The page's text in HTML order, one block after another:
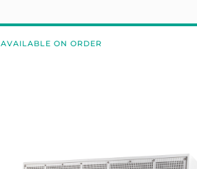
AVAILABLE ON ORDER